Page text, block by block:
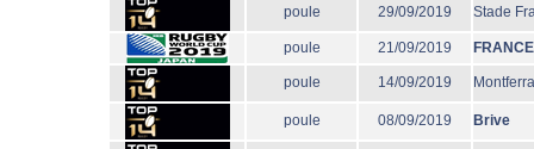
poule 29/09/2019 Stade
poule 21/09/2019 FRANCE
poule 14/09/2019
poule 08/09/2019 Brive